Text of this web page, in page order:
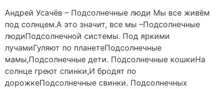
Андрей Усачёв – Подсолнечные люди Мы все живём
под солнцем.А это значит, все мы –Подсолнечные
людиПодсолнечной системы. Под яркими
лучамиГуляют по планетеПодсолнечные
мамы,Подсолнечные дети. Подсолнечные кошкиНа
солнце греют спинки,И бродят по
дорожкеПодсолнечные свинки. Подсолнечных